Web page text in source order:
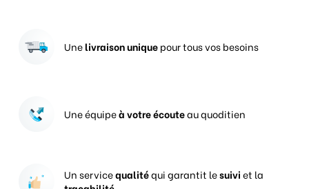
Unelivraison uniquepour tous vos besoins
Une équipeà votre écouteau quoditien
Un servicequalitéqui garantit lesuiviet la